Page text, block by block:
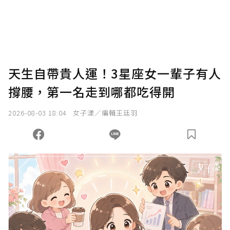
天生自帶貴人運！3星座女一輩子有人
撐腰，第一名走到哪都吃得開
2026-08-03 18:04 女子漾／編輯王廷羽